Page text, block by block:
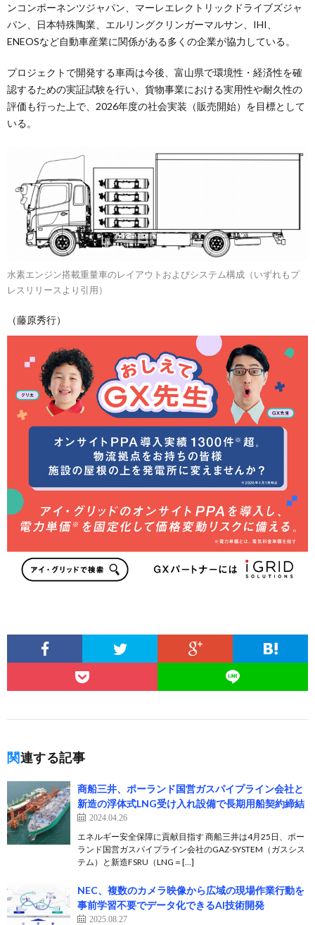
ンコンポーネンツジャパン、マーレエレクトリックドライブズジャ
パン、日本特殊陶業、エルリングクリンガーマルサン、IHI、
ENEOSなど自動車産業に関係がある多くの企業が協力している。
プロジェクトで開発する車両は今後、富山県で環境性・経済性を確
認するための実証試験を行い、貨物事業における実用性や耐久性の
評価も行った上で、2026年度の社会実装（販売開始）を目標として
いる。
水素エンジン搭載重量車のレイアウトおよびシステム構成（いずれもプ
レスリリースより引用）
（藤原秀行）
関連する記事
商船三井、ポーランド国営ガスパイプライン会社と
新造の浮体式LNG受け入れ設備で長期用船契約締結
2024.04.26
エネルギー安全保障に貢献目指す 商船三井は4月25日、ポー
ランド国営ガスパイプライン会社のGAZ-SYSTEM（ガスシス
テム）と新造FSRU（LNG＝[…]
NEC、複数のカメラ映像から広域の現場作業行動を
事前学習不要でデータ化できるAI技術開発
2025.08.27